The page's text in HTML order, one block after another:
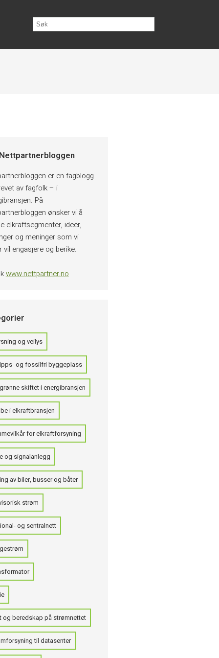
er en fagblogg
av fagfolk – i
På
ønsker vi å
elkraftsegmenter, ideer,
og meninger som vi
vil engasjere og berike.
www.nettpartner.no
og veilys
og fossilfri byggeplass
skiftet i energibransjen
i elkraftbransjen
for elkraftforsyning
og signalanlegg
av biler, busser og båter
strøm
og sentralnett
og beredskap på strømnettet
til datasenter